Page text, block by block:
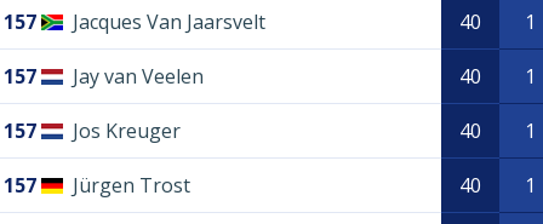
157 Jacques Van Jaarsvelt 40 1
157 Jay van Veelen 40 1
157 Jos Kreuger 40 1
157 Jürgen Trost 40 1